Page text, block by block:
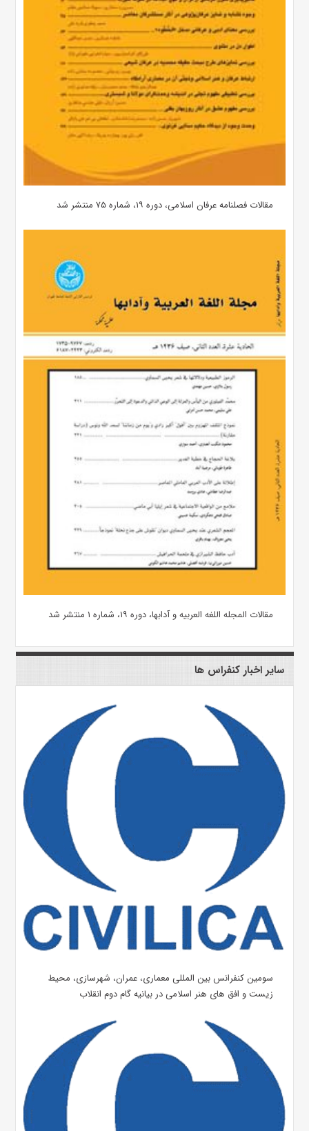
مقالات فصلنامه عرفان اسلامی، دوره ۱۹، شماره ۷۵ منتشر شد
مقالات المجله اللغه العربیه و آدابها، دوره ۱۹، شماره ۱ منتشر شد
سایر اخبار کنفراس ها
سومین کنفرانس بین المللی معماری، عمران، شهرسازی، محیط
زیست و افق های هنر اسلامی در بیانیه گام دوم انقلاب